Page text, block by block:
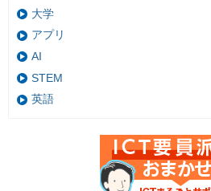
大学
アプリ
AI
STEM
英語